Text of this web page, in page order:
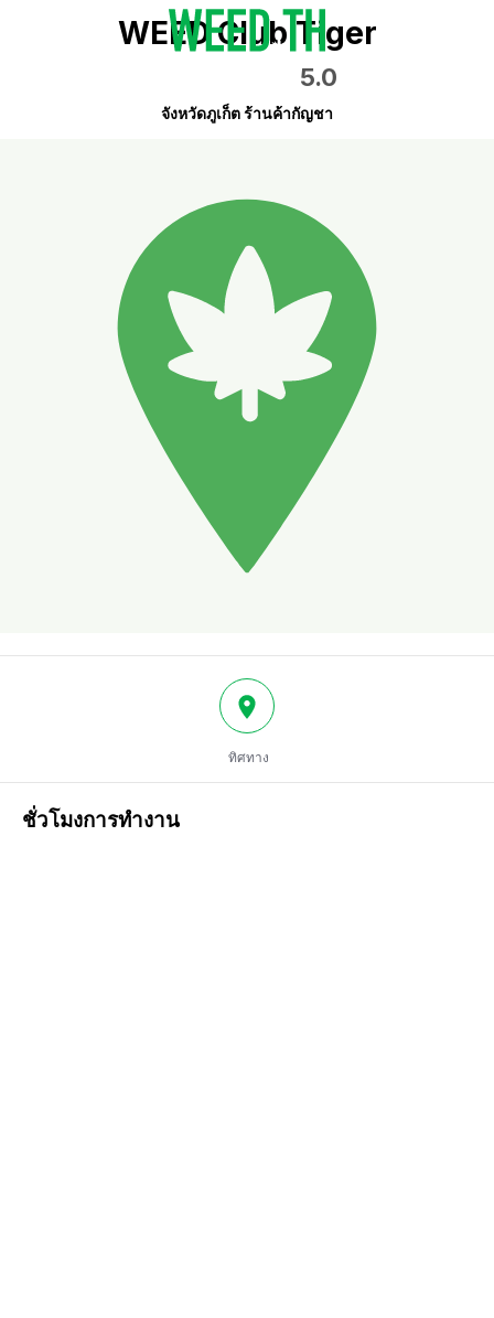
WEED Club Tiger
5.0
จังหวัดภูเก็ต ร้านค้ากัญชา
ทิศทาง
ชั่วโมงการทำงาน